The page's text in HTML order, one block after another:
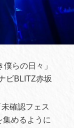
らの日々」
ビBLITZ赤坂
確認フェス
めるように